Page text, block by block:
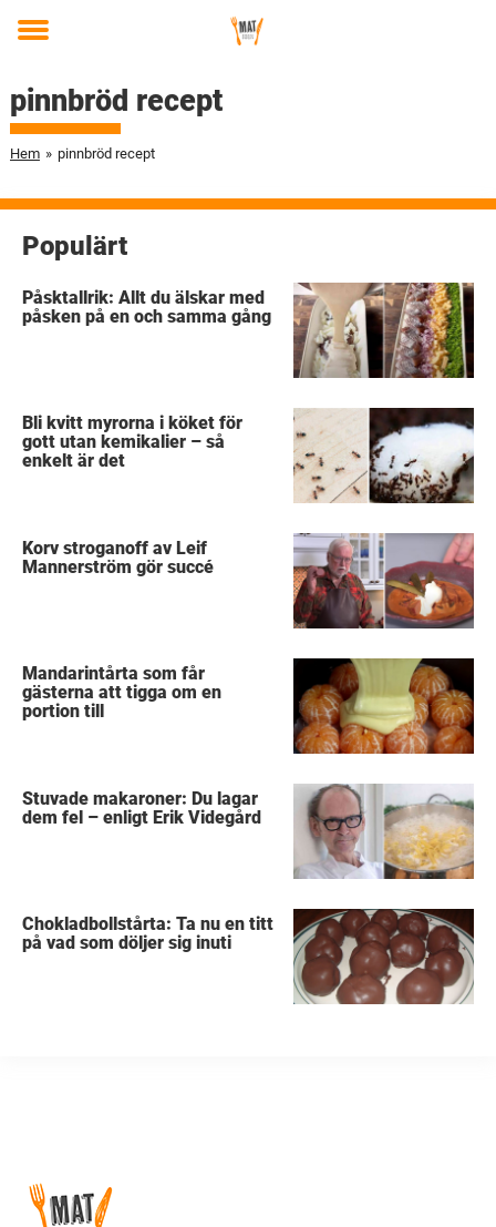
Toggle
pinnbröd recept
Hem » pinnbröd recept
Populärt
Påsktallrik: Allt du älskar med
påsken på en och samma gång
Bli kvitt myrorna i köket för
gott utan kemikalier – så
enkelt är det
Korv stroganoff av Leif
Mannerström gör succé
Mandarintårta som får
gästerna att tigga om en
portion till
Stuvade makaroner: Du lagar
dem fel – enligt Erik Videgård
Chokladbollstårta: Ta nu en titt
på vad som döljer sig inuti